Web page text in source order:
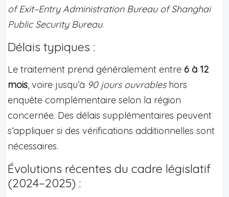
of Exit–Entry Administration Bureau of Shanghai
Public Security Bureau.
Délais typiques :
Le traitement prend généralement entre 6 à 12
mois, voire jusqu’à 90 jours ouvrableshors
enquête complémentaire selon la région
concernée. Des délais supplémentaires peuvent
s’appliquer si des vérifications additionnelles sont
nécessaires.
Évolutions récentes du cadre législatif
(2024–2025) :